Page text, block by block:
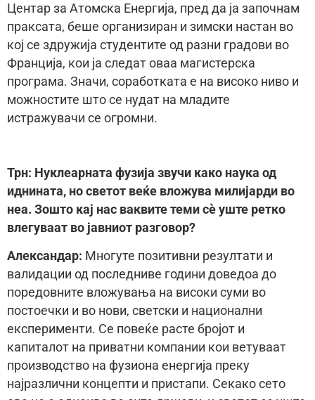
Центар за Атомска Енергија, пред да ја започнам
праксата, беше организиран и зимски настан во
кој се здружија студентите од разни градови во
Франција, кои ја следат оваа магистерска
програма. Значи, соработката е на високо ниво и
можностите што се нудат на младите
истражувачи се огромни.
Трн: Нуклеарната фузија звучи како наука од
иднината, но светот веќе вложува милијарди во
неа. Зошто кај нас ваквите теми сè уште ретко
влегуваат во јавниот разговор?
Александар: Многуте позитивни резултати и
валидации од последниве години доведоа до
поредовните вложувања на високи суми во
постоечки и во нови, светски и национални
експерименти. Се повеќе расте бројот и
капиталот на приватни компании кои ветуваат
производство на фузиона енергија преку
најразлични концепти и пристапи. Секако сето